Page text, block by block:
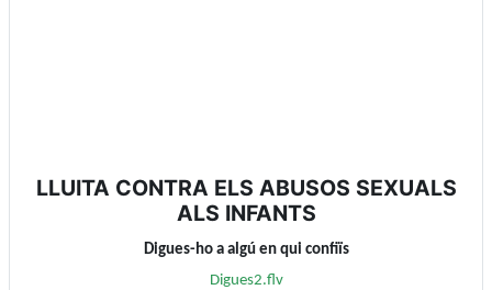
LLUITA CONTRA ELS ABUSOS SEXUALS
ALS INFANTS
Digues-ho a algú en qui confiïs
Digues2.flv